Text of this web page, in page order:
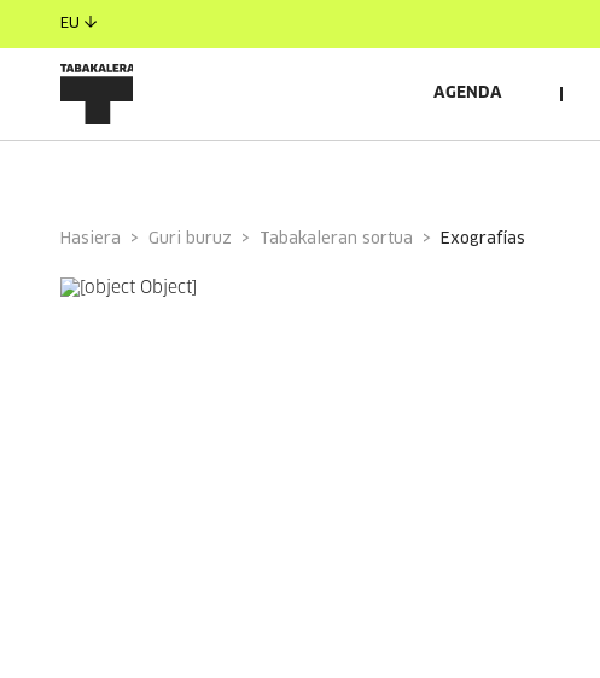
EU
AGENDA
Hasiera Guri buruz Tabakaleran sortua exografías